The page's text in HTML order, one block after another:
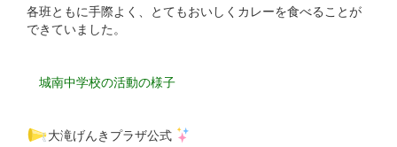
各班ともに手際よく、とてもおいしくカレーを食べることが
できていました。
城南中学校の活動の様子
大滝げんきプラザ公式